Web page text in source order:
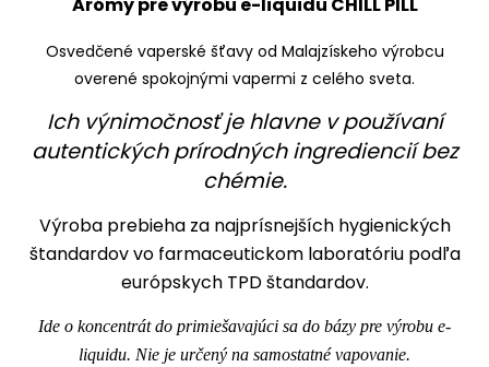
Arómy pre výrobu e-liquidu CHILL PILL
Osvedčené vaperské šťavy od Malajzískeho výrobcu
overené spokojnými vapermi z celého sveta.
Ich výnimočnosť je hlavne v používaní
autentických prírodných ingrediencií bez
chémie.
Výroba prebieha za najprísnejších hygienických
štandardov vo farmaceutickom laboratóriu podľa
európskych TPD štandardov.
Ide o koncentrát do primiešavajúci sa do bázy pre výrobu e-
liquidu. Nie je určený na samostatné vapovanie.